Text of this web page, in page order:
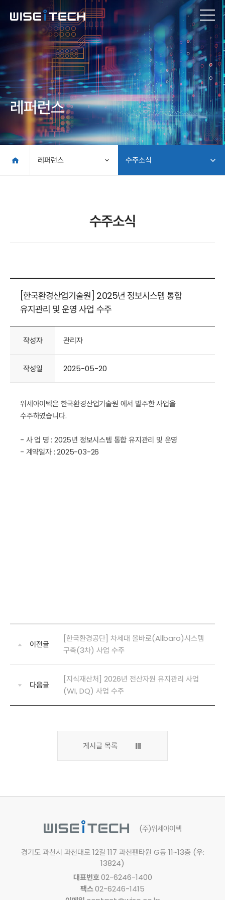
레퍼런스
레퍼런스 수주소식
수주소식
[한국환경산업기술원] 2025년 정보시스템 통합
유지관리 및 운영 사업 수주
작성자 관리자
작성일 2025-05-20
위세아이텍은 한국환경산업기술원 에서 발주한 사업을
수주하였습니다.
- 사 업 명 : 2025년 정보시스템 통합 유지관리 및 운영
- 계약일자 : 2025-03-26
이전글
[한국환경공단] 차세대 올바로(Allbaro)시스템
구축(3차) 사업 수주
다음글
[지식재산처] 2026년 전산자원 유지관리 사업
(WI, DQ) 사업 수주
게시글 목록
(주)위세아이텍
경기도 과천시 과천대로 12길 117 과천펜타원 G동 11~13층 (우:
13824)
대표번호02-6246-1400
팩스02-6246-1415